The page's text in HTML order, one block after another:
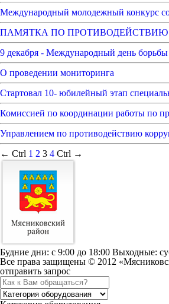
Международный молодежный конкурс
ПАМЯТКА ПО ПРОТИВОДЕЙСТВИЮ
9 декабря - Международный день борьбы
О проведении мониторинга
Стартовал 10- юбилейный этап
Комиссией по координации работы по
Управлением по противодействию
← Ctrl 1 2 3 4 Ctrl →
Будние дни: c 9:00 до 18:00 Выходные:
Все права защищены © 2012
отправить запрос